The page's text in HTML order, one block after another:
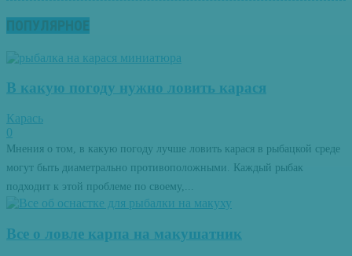
ПОПУЛЯРНОЕ
В какую погоду нужно ловить карася
Карась
0
Мнения о том, в какую погоду лучше ловить карася в рыбацкой среде
могут быть диаметрально противоположными. Каждый рыбак
подходит к этой проблеме по своему,...
Все о ловле карпа на макушатник